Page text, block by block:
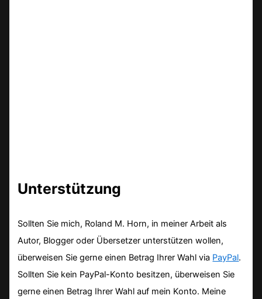
Unterstützung
Sollten Sie mich, Roland M. Horn, in meiner Arbeit als
Autor, Blogger oder Übersetzer unterstützen wollen,
überweisen Sie gerne einen Betrag Ihrer Wahl via PayPal.
Sollten Sie kein PayPal-Konto besitzen, überweisen Sie
gerne einen Betrag Ihrer Wahl auf mein Konto. Meine